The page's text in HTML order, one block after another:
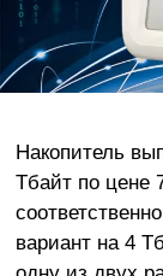
Накопитель
Тбайт по цене
вариант на 4